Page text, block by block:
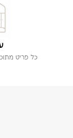
כל פריט